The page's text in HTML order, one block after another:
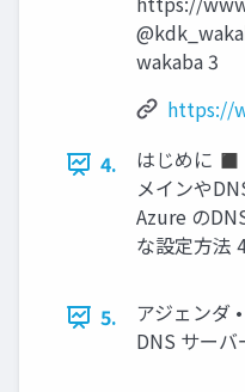
wakaba 3
https://
4.
はじめに ◼
メインや
Azure の
な設定方法
5.
アジェンダ
DNS サーバ